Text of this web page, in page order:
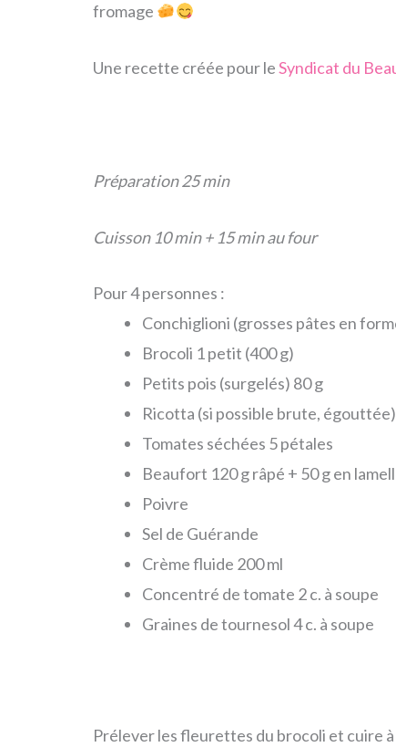
fromage
Une recette créée pour leSyndicat du
Préparation 25 min
Cuisson 10 min + 15 min au four
Pour 4 personnes :
Conchiglioni (grosses pâtes en
Brocoli 1 petit (400 g)
Petits pois (surgelés) 80 g
Ricotta (si possible brute,
Tomates séchées 5 pétales
Beaufort 120 g râpé + 50 g en
Poivre
Sel de Guérande
Crème fluide 200 ml
Concentré de tomate 2 c. à soupe
Graines de tournesol 4 c. à soupe
Prélever les fleurettes du brocoli et cuire à